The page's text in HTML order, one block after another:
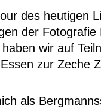
des heutigen
der Fotografie
wir auf
zur Zeche
als